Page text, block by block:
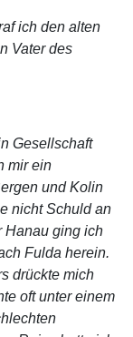
ich den alten
Vater des
Gesellschaft
mir ein
und Kolin
nicht Schuld an
Hanau ging ich
Fulda herein.
drückte mich
oft unter einem